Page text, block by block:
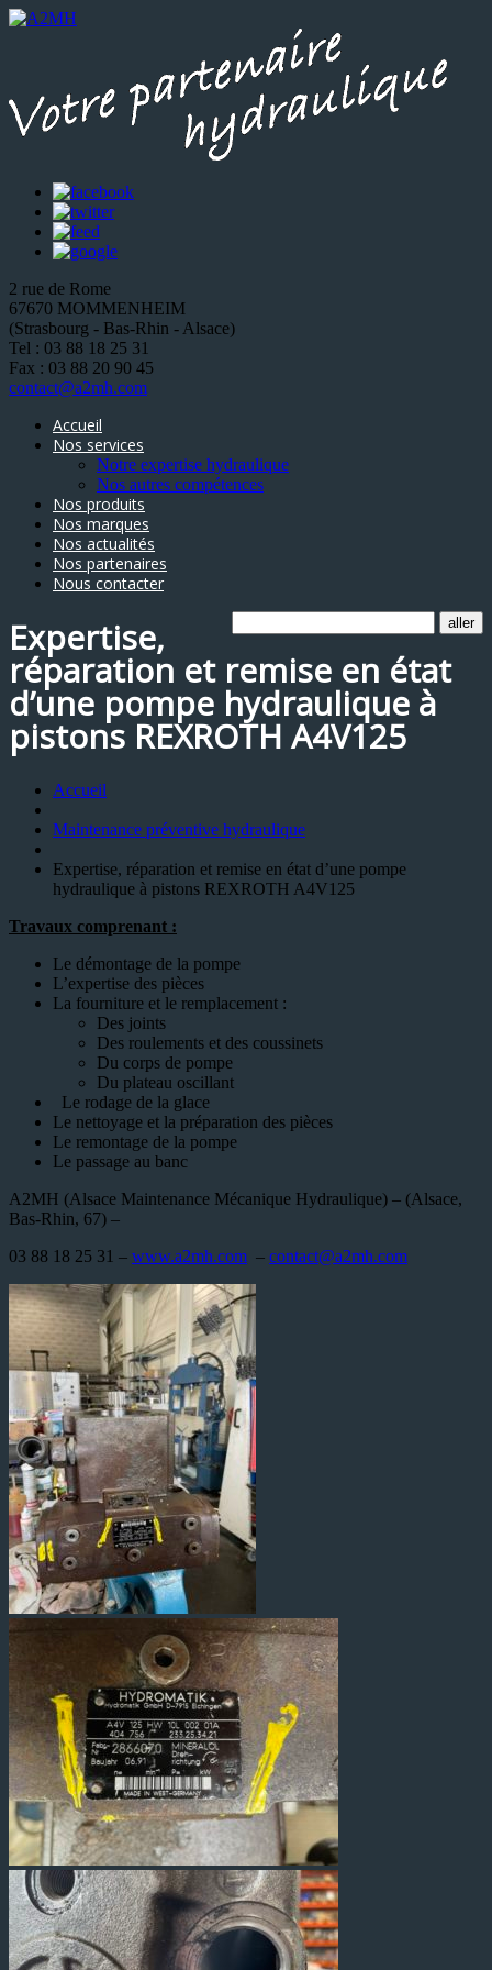
2 rue de Rome
67670 MOMMENHEIM
(Strasbourg - Bas-Rhin - Alsace)
Tel : 03 88 18 25 31
Fax : 03 88 20 90 45
contact@a2mh.com
Accueil
Nos services
Notre expertise hydraulique
Nos autres compétences
Nos produits
Nos marques
Nos actualités
Nos partenaires
Nous contacter
Expertise,
réparation et remise en état
d’une pompe hydraulique à
pistons REXROTH A4V125
Accueil
Maintenance préventive hydraulique
Expertise, réparation et remise en état d’une pompe
hydraulique à pistons REXROTH A4V125
Travaux comprenant :
Le démontage de la pompe
L’expertise des pièces
La fourniture et le remplacement :
Des joints
Des roulements et des coussinets
Du corps de pompe
Du plateau oscillant
Le rodage de la glace
Le nettoyage et la préparation des pièces
Le remontage de la pompe
Le passage au banc
A2MH (Alsace Maintenance Mécanique Hydraulique) – (Alsace,
Bas-Rhin, 67) –
03 88 18 25 31 – www.a2mh.com – contact@a2mh.com